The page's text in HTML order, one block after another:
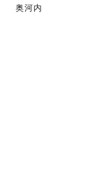
奥河内